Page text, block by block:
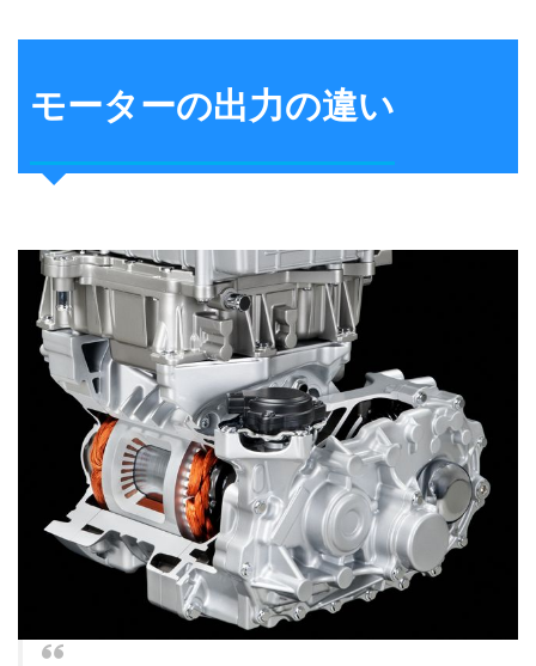
モーターの出力の違い